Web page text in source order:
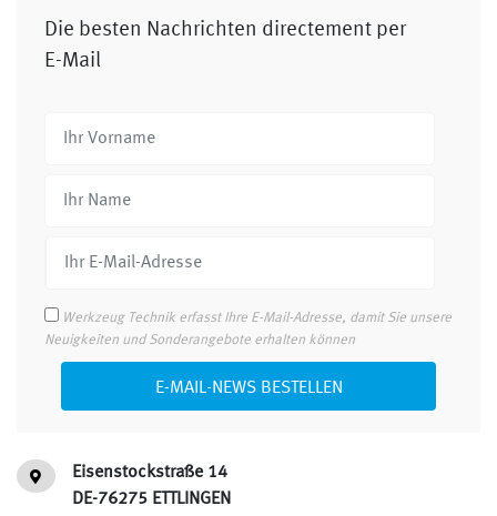
Die besten Nachrichten directement per
E-Mail
Werkzeug Technik erfasst Ihre E-Mail-Adresse, damit Sie unsere
Neuigkeiten und Sonderangebote erhalten können
E-MAIL-NEWS BESTELLEN
Eisenstockstraße 14
DE-76275 ETTLINGEN